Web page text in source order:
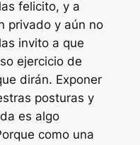
felicito, y a
privado y aún no
invito a que
ejercicio de
dirán. Exponer
posturas y
es algo
como una